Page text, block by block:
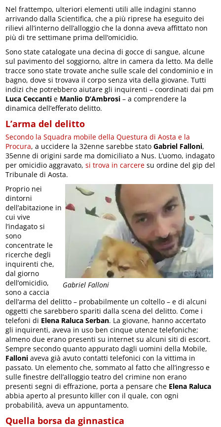
Nel frattempo, ulteriori elementi utili alle indagini stanno
arrivando dalla Scientifica, che a più riprese ha eseguito dei
rilievi all’interno dell’alloggio che la donna aveva affittato non
più di tre settimane prima dell’omicidio.
Sono state catalogate una decina di gocce di sangue, alcune
sul pavimento del soggiorno, altre in camera da letto. Ma delle
tracce sono state trovate anche sulle scale del condominio e in
bagno, dove si trovava il corpo senza vita della giovane. Tutti
indizi che potrebbero aiutare gli inquirenti – coordinati dai pm
Luca Ceccanti e Manlio D’Ambrosi – a comprendere la
dinamica dell’efferato delitto.
L’arma del delitto
Secondo la Squadra mobile della Questura di Aosta e la
Procura, a uccidere la 32enne sarebbe statoGabriel Falloni,
35enne di origini sarde ma domiciliato a Nus. L’uomo, indagato
per omicidio aggravato,si trova in carcere su ordine del gip del
Tribunale di Aosta.
Gabriel Falloni
Proprio nei
dintorni
dell’abitazione in
cui vive
l’indagato si
sono
concentrate le
ricerche degli
inquirenti che,
dal giorno
dell’omicidio,
sono a caccia
dell’arma del delitto – probabilmente un coltello – e di alcuni
oggetti che sarebbero spariti dalla scena del delitto. Come i
telefoni di Elena Raluca Serban. La giovane, hanno accertato
gli inquirenti, aveva in uso ben cinque utenze telefoniche;
almeno due erano presenti su internet su alcuni siti di escort.
Sempre secondo quanto appurato dagli uomini della Mobile,
Falloni aveva già avuto contatti telefonici con la vittima in
passato. Un elemento che, sommato al fatto che all’ingresso e
sulle finestre dell’alloggio teatro del crimine non erano
presenti segni di effrazione, porta a pensare che Elena Raluca
abbia aperto al presunto killer con il quale, con ogni
probabilità, aveva un appuntamento.
Quella borsa da ginnastica